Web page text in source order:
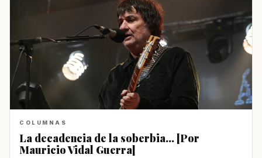
COLUMNAS
La decadencia de la soberbia... [Por
Mauricio Vidal Guerra]